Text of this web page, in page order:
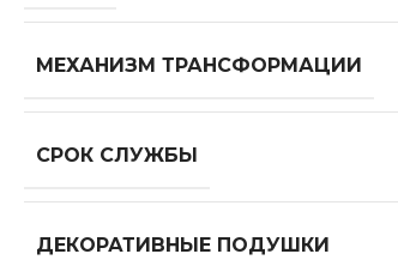
МЕХАНИЗМ ТРАНСФОРМАЦИИ
СРОК СЛУЖБЫ
ДЕКОРАТИВНЫЕ ПОДУШКИ